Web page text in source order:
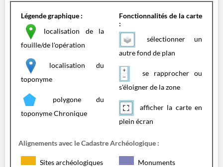
Légende graphique :
localisation de la
fouille/de l'opération
localisation du
toponyme
polygone du
toponyme Chronique
Fonctionnalités de la carte
:
sélectionner un
autre fond de plan
se rapprocher ou
s'éloigner de la zone
afficher la carte en
plein écran
Alignements avec le Cadastre Archéologique :
Sites archéologiques Monuments